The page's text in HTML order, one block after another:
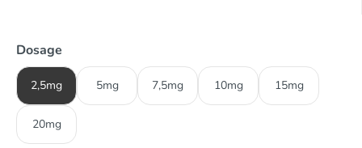
Dosage
2,5mg 5mg 7,5mg 10mg 15mg
20mg